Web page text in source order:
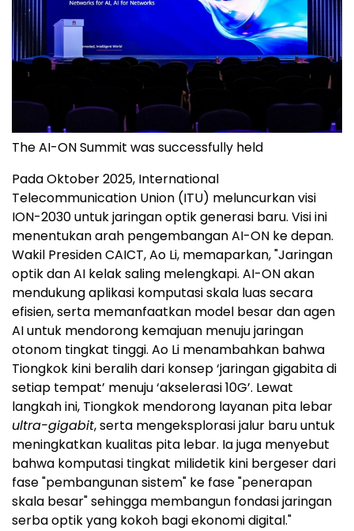
The AI-ON Summit was successfully held
Pada Oktober 2025, International
Telecommunication Union (ITU) meluncurkan visi
ION-2030 untuk jaringan optik generasi baru. Visi ini
menentukan arah pengembangan AI-ON ke depan.
Wakil Presiden CAICT, Ao Li, memaparkan, "Jaringan
optik dan AI kelak saling melengkapi. AI-ON akan
mendukung aplikasi komputasi skala luas secara
efisien, serta memanfaatkan model besar dan agen
AI untuk mendorong kemajuan menuju jaringan
otonom tingkat tinggi. Ao Li menambahkan bahwa
Tiongkok kini beralih dari konsep ‘jaringan gigabita di
setiap tempat’ menuju ‘akselerasi 10G’. Lewat
langkah ini, Tiongkok mendorong layanan pita lebar
ultra-gigabit, serta mengeksplorasi jalur baru untuk
meningkatkan kualitas pita lebar. Ia juga menyebut
bahwa komputasi tingkat milidetik kini bergeser dari
fase "pembangunan sistem" ke fase "penerapan
skala besar" sehingga membangun fondasi jaringan
serba optik yang kokoh bagi ekonomi digital."